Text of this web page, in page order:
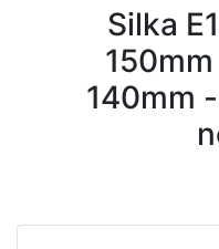
Silka
140mm